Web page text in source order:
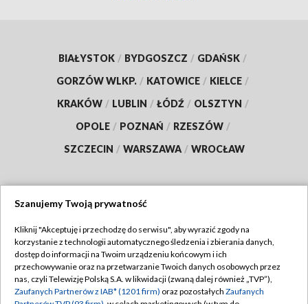
BIAŁYSTOK / BYDGOSZCZ / GDAŃSK /
GORZÓW WLKP. / KATOWICE / KIELCE /
KRAKÓW / LUBLIN / ŁÓDŹ / OLSZTYN /
OPOLE / POZNAŃ / RZESZÓW /
SZCZECIN / WARSZAWA / WROCŁAW
TVP
Abonament TVP
Emisja w TVP
Regulamin TVP
Polityka prywatności
Szanujemy Twoją prywatność
Kliknij "Akceptuję i przechodzę do serwisu", aby wyrazić zgody na
korzystanie z technologii automatycznego śledzenia i zbierania danych,
dostęp do informacji na Twoim urządzeniu końcowym i ich
przechowywanie oraz na przetwarzanie Twoich danych osobowych przez
nas, czyli Telewizję Polską S.A. w likwidacji (zwaną dalej również „TVP”),
Zaufanych Partnerów z IAB* (1201 firm) oraz pozostałych Zaufanych